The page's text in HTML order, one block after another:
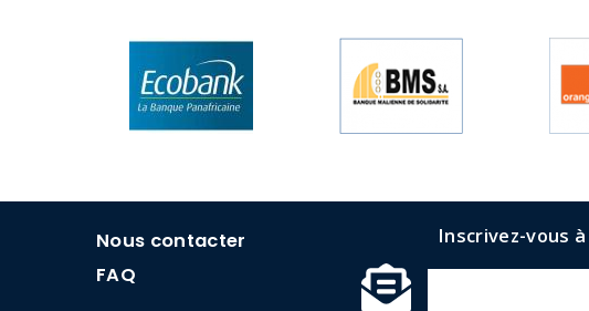
menu
Nous contacter
FAQ
Inscrivez-vous